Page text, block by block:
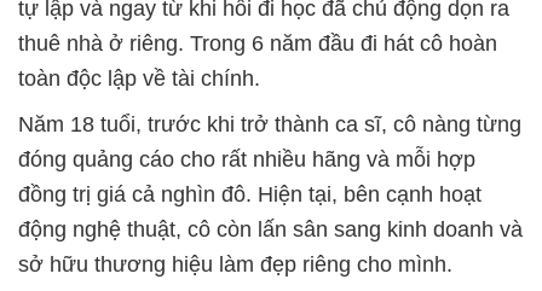
tự lập và ngay từ khi hồi đi học đã chủ động dọn ra
thuê nhà ở riêng. Trong 6 năm đầu đi hát cô hoàn
toàn độc lập về tài chính.
Năm 18 tuổi, trước khi trở thành ca sĩ, cô nàng từng
đóng quảng cáo cho rất nhiều hãng và mỗi hợp
đồng trị giá cả nghìn đô. Hiện tại, bên cạnh hoạt
động nghệ thuật, cô còn lấn sân sang kinh doanh và
sở hữu thương hiệu làm đẹp riêng cho mình.